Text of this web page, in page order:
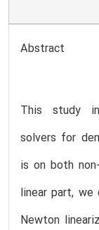
Abstract
This study
solvers for
is on both
linear part, we
Newton